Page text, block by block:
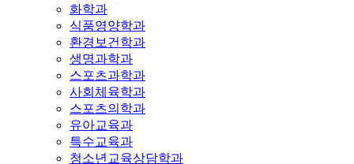
화학과
식품영양학과
환경보건학과
생명과학과
스포츠과학과
사회체육학과
스포츠의학과
유아교육과
특수교육과
청소년교육상담학과